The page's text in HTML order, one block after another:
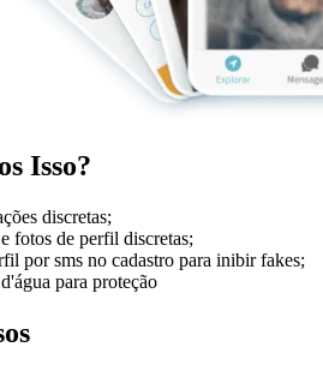
Isso?
discretas;
fotos de perfil discretas;
por sms no cadastro para inibir fakes;
para proteção